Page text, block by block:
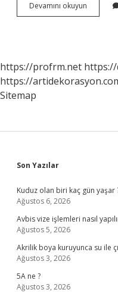
Devamını okuyun
Tarz
https://profrm.net
https://
Sitemap
Sidebar
Son Yazılar
Kuduz olan biri kaç gün yaşar
Ağustos 6, 2026
Avbis vize işlemleri nasıl
Ağustos 5, 2026
Akrilik boya kuruyunca su ile
Ağustos 3, 2026
5A ne ?
Ağustos 3, 2026